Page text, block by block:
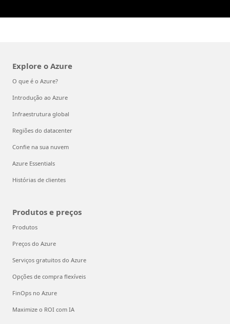
Explore o Azure
O que é o Azure?
Introdução ao Azure
Infraestrutura global
Regiões do datacenter
Confie na sua nuvem
Azure Essentials
Histórias de clientes
Produtos e preços
Produtos
Preços do Azure
Serviços gratuitos do Azure
Opções de compra flexíveis
FinOps no Azure
Maximize o ROI com IA